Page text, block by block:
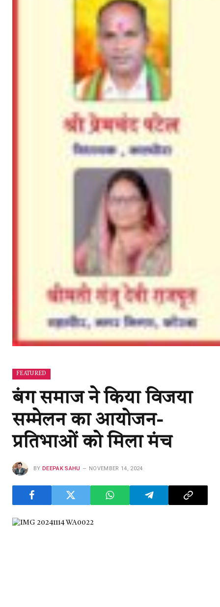
FEATURED
बंग समाज ने किया विजया
सम्मेलन का आयोजन-
प्रतिभाओं को मिला मंच
BY DEEPAK SAHU NOVEMBER 14, 2024